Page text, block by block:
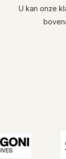
U kan onze